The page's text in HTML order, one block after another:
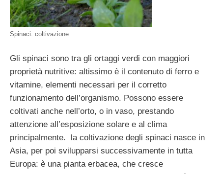
Spinaci: coltivazione
Gli spinaci sono tra gli ortaggi verdi con maggiori
proprietà nutritive: altissimo è il contenuto di ferro e
vitamine, elementi necessari per il corretto
funzionamento dell’organismo. Possono essere
coltivati anche nell’orto, o in vaso, prestando
attenzione all’esposizione solare e al clima
principalmente. la coltivazione degli spinaci nasce in
Asia, per poi svilupparsi successivamente in tutta
Europa: è una pianta erbacea, che cresce